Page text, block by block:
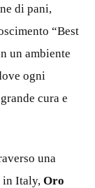
di pani,
“Best
un ambiente
ogni
cura e
una
in Italy, Oro